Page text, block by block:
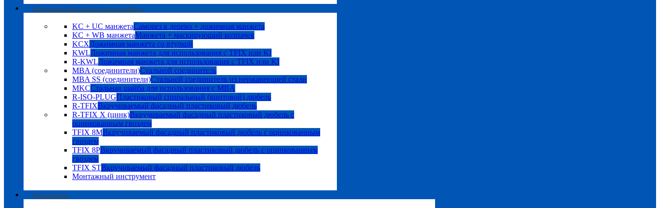
Крепление фасадной теплоизоляции
KC + UC манжетаСаморез в дерево + дожимная манжета
KC + WB манжетаМанжета + маскирующий колпачек
KCXДожимная манжета со втулкой
KWLДожимная манжета для использования с TFIX или KI
R-KWLДожимная манжета для использования с TFIX или KI
MBA (соединители)Стальной соединитель
MBA SS (соединители)Стальной соединитель из нержавеющей стали
MKCСтальная шайба для использования с MBA
R-ISO-PLUGПластиковый спиральный (винтовой) дюбель
R-TFIXВкручиваемый фасадный пластиковый дюбель
R-TFIX X (цинк)Вкручиваемый фасадный пластиковый дюбель с
оцинкованным гвоздем
TFIX 8MВкручиваемый фасадный пластиковый дюбель с оцинкованным
гвоздем
TFIX 8PВкручиваемый фасадный пластиковый дюбель с оцинкованным
гвоздем
TFIX STВкручиваемый фасадный пластиковый дюбель
Монтажный инструмент
Расходники